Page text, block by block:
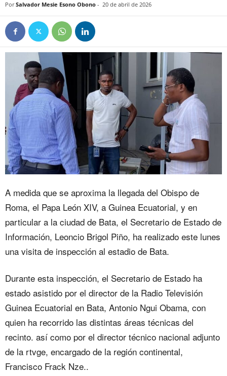
Por Salvador Mesie Esono Obono - 20 de abril de 2026
A medida que se aproxima la llegada del Obispo de
Roma, el Papa León XIV, a Guinea Ecuatorial, y en
particular a la ciudad de Bata, el Secretario de Estado de
Información, Leoncio Brigol Piño, ha realizado este lunes
una visita de inspección al estadio de Bata.
Durante esta inspección, el Secretario de Estado ha
estado asistido por el director de la Radio Televisión
Guinea Ecuatorial en Bata, Antonio Ngui Obama, con
quien ha recorrido las distintas áreas técnicas del
recinto. así como por el director técnico nacional adjunto
de la rtvge, encargado de la región continental,
Francisco Frack Nze..